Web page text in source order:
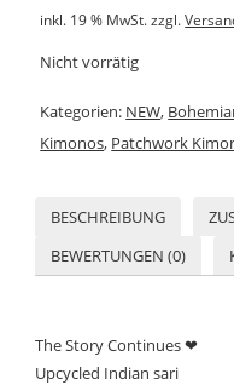
inkl. 19 % MwSt. zzgl.
Nicht vorrätig
Kategorien: NEW,
Kimonos, Patchwork
BESCHREIBUNG
BEWERTUNGEN (0)
The Story Continues ❤
Upcycled Indian sari